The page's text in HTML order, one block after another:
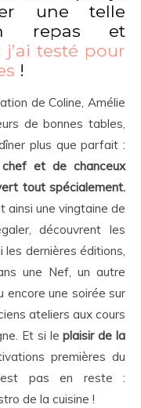
une telle
repas et
j’ai testé pour
!
de Coline, Amélie
de bonnes tables,
plus que parfait :
chef et de chanceux
tout spécialement.
ainsi une vingtaine de
découvrent les
les dernières éditions,
une Nef, un autre
encore une soirée sur
ateliers aux cours
Et si leplaisir de la
premières du
pas en reste :
de la cuisine !